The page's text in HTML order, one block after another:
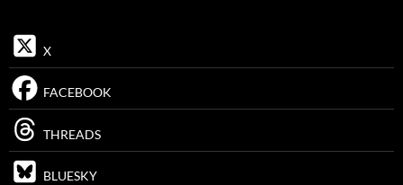
X
FACEBOOK
THREADS
BLUESKY